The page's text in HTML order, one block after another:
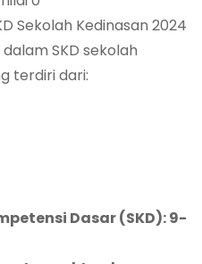
Sekolah Kedinasan 2024
SKD sekolah
terdiri dari:
Dasar (SKD): 9-